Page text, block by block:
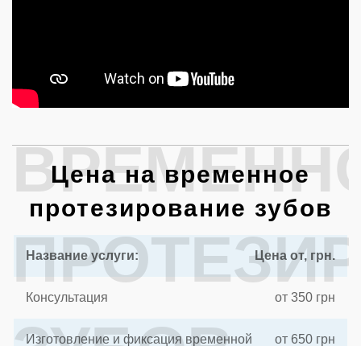
Цена на временное
протезирование зубов
Название услуги: Цена от, грн.
Консультация от 350 грн
Изготовление и фиксация временной
от 650 грн